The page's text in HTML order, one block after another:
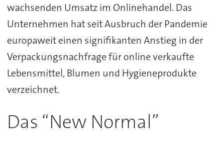
wachsenden Umsatz im Onlinehandel. Das
Unternehmen hat seit Ausbruch der Pandemie
europaweit einen signifikanten Anstieg in der
Verpackungsnachfrage für online verkaufte
Lebensmittel, Blumen und Hygieneprodukte
verzeichnet.
Das “New Normal”